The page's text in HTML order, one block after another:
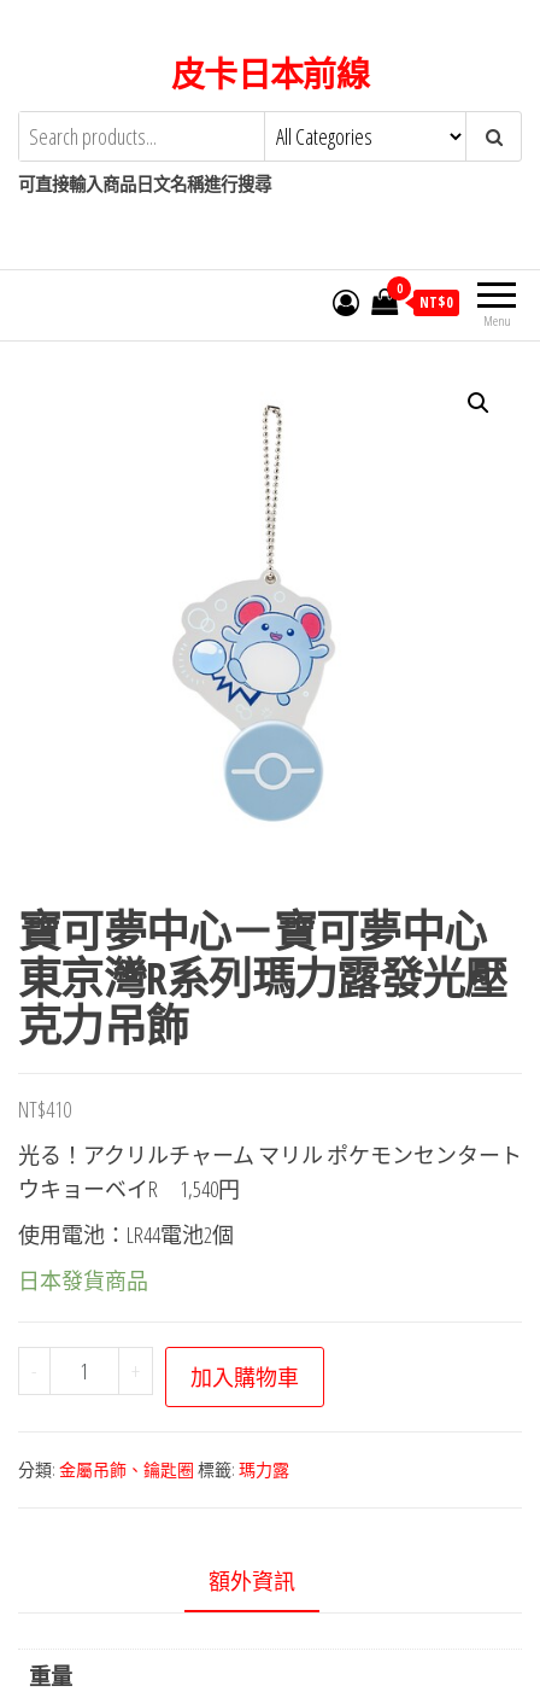
content
皮卡日本前線
可直接輸入商品日文名稱進行搜尋
Menu
0
NT$0
寶可夢中心－寶可夢中心
東京灣R系列瑪力露發光壓
克力吊飾
NT$410
光る！アクリルチャーム マリル ポケモンセンタート
ウキョーベイR 1,540円
使用電池：LR44電池2個
日本發貨商品
-
可
中
中
+ 加入購物車
分類: 金屬吊飾、鑰匙圈 標籤: 瑪力露
額外資訊
重量